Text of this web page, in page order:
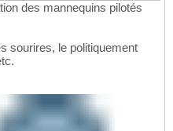
des mannequins pilotés
sourires, le politiquement